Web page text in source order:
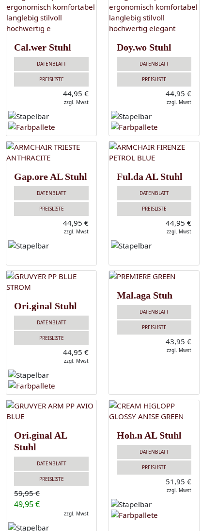
Cal.wer Stuhl
DATENBLATT
PREISLISTE
44,95 €
zzgl. Mwst
Doy.wo Stuhl
DATENBLATT
PREISLISTE
44,95 €
zzgl. Mwst
Gap.ore AL Stuhl
DATENBLATT
PREISLISTE
44,95 €
zzgl. Mwst
Ful.da AL Stuhl
DATENBLATT
PREISLISTE
44,95 €
zzgl. Mwst
Ori.ginal Stuhl
DATENBLATT
PREISLISTE
44,95 €
zzgl. Mwst
Mal.aga Stuh
DATENBLATT
PREISLISTE
43,95 €
zzgl. Mwst
Ori.ginal AL
Stuhl
DATENBLATT
PREISLISTE
59,95 €
49,95 €
zzgl. Mwst
Hoh.n AL Stuhl
DATENBLATT
PREISLISTE
51,95 €
zzgl. Mwst